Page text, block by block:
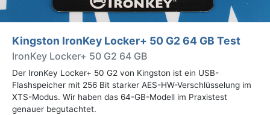
Kingston IronKey Locker+ 50 G2 64 GB Test
IronKey Locker+ 50 G2 64 GB
Der IronKey Locker+ 50 G2 von Kingston ist ein USB-
Flashspeicher mit 256 Bit starker AES-HW-Verschlüsselung im
XTS-Modus. Wir haben das 64-GB-Modell im Praxistest
genauer begutachtet.